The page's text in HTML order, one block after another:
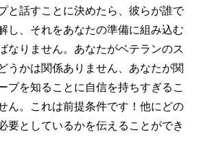
と話すことに決めたら、彼らが誰で
し、それをあなたの準備に組み込む
なりません。あなたがベテランのス
うかは関係ありません、あなたが関
プを知ることに自信を持ちすぎるこ
ん。これは前提条件です！他にどの
要としているかを伝えることができ